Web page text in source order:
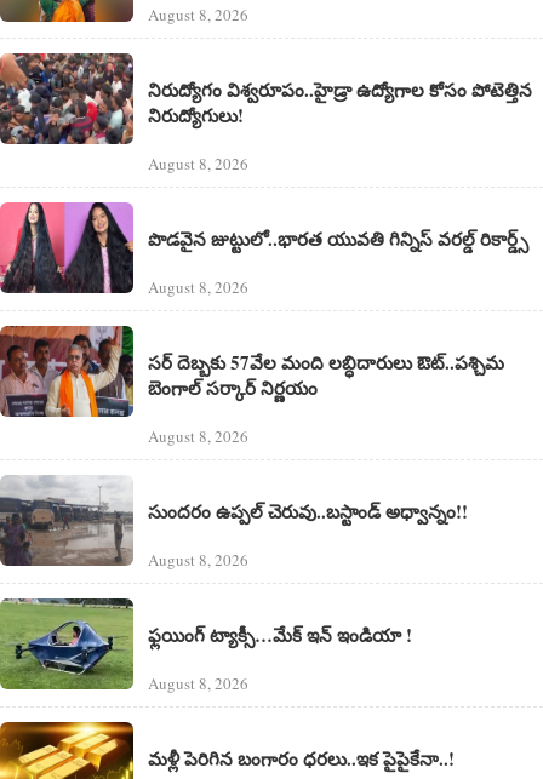
August 8, 2026
నిరుద్యోగం విశ్వరూపం..హైడ్రా ఉద్యోగాల కోసం పోటెత్తిన
నిరుద్యోగులు!
August 8, 2026
పొడవైన జుట్టులో..భారత యువతి గిన్నిస్ వరల్డ్ రికార్డ్స్
August 8, 2026
సర్ దెబ్బకు 57వేల మంది లబ్ధిదారులు ఔట్..పశ్చిమ
బెంగాల్ సర్కార్ నిర్ణయం
August 8, 2026
సుందరం ఉప్పల్ చెరువు..బస్టాండ్ అధ్వాన్నం!!
August 8, 2026
ఫ్లయింగ్ ట్యాక్సీ…మేక్ ఇన్ ఇండియా !
August 8, 2026
మళ్లీ పెరిగిన బంగారం ధరలు..ఇక పైపైకేనా..!